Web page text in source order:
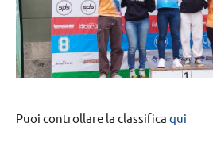
Puoi controllare la classifica qui